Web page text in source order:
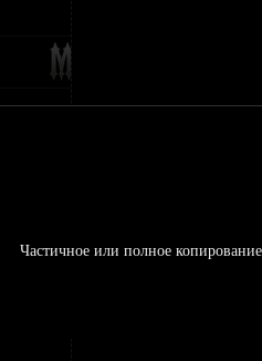
Частичное или полное